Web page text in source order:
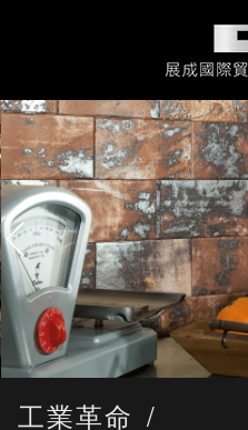
展成國際貿易
About
REX
Collections
Performance
Locations
Contact
工業革命